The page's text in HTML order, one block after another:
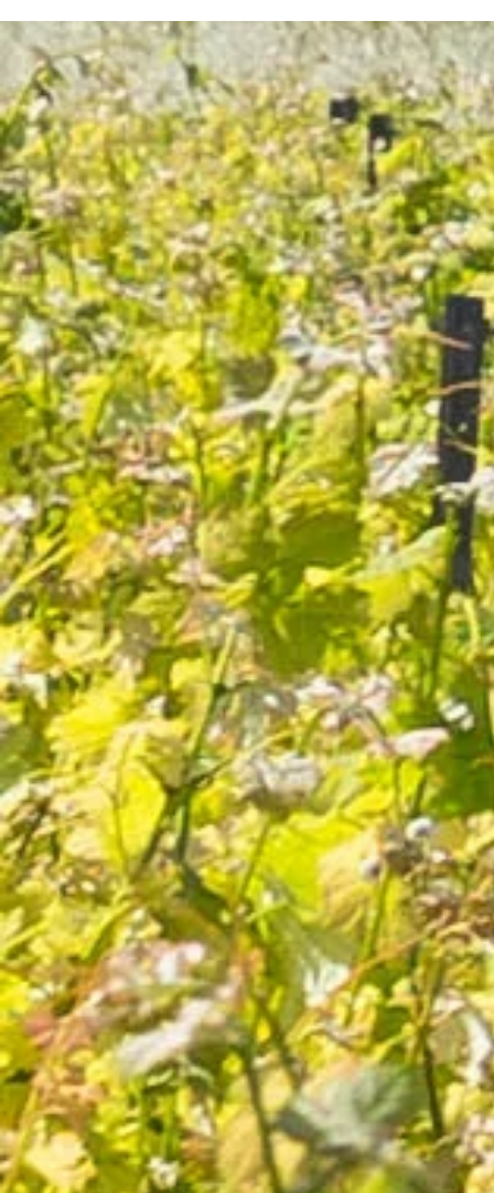
Cuvée Inspiration Rouge (Tradition)
34 avis
10,10 €
Cuvée AOC Rouge
36 avis
7,80 €
Domaine Virant Rouge